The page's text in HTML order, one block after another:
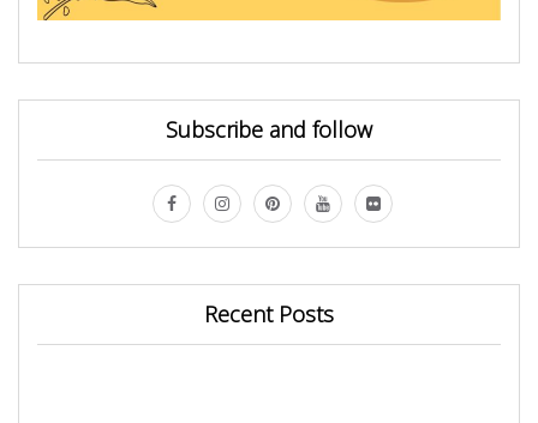
Subscribe and follow
Recent Posts